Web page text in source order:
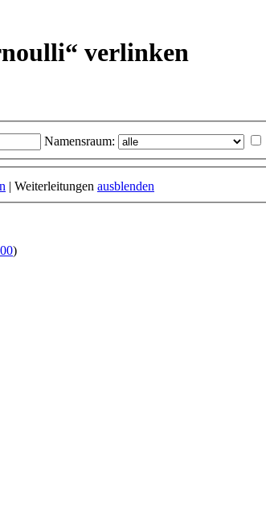
verlinken
Namensraum:
| Weiterleitungen ausblenden
)